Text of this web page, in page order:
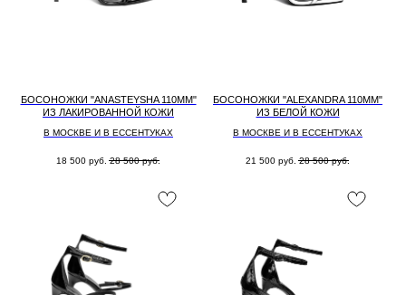
БОСОНОЖКИ "ANASTEYSHA 110MM"
ИЗ ЛАКИРОВАННОЙ КОЖИ
В МОСКВЕ И В ЕССЕНТУКАХ
18 500 руб. 28 500 руб.
БОСОНОЖКИ "ALEXANDRA 110MM"
ИЗ БЕЛОЙ КОЖИ
В МОСКВЕ И В ЕССЕНТУКАХ
21 500 руб. 28 500 руб.